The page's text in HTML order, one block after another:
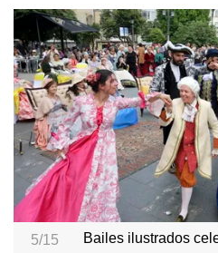
5/15 Bailes ilustrados